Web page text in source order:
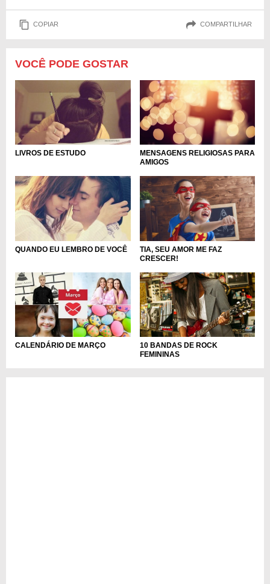
COPIAR COMPARTILHAR
VOCÊ PODE GOSTAR
LIVROS DE ESTUDO
MENSAGENS RELIGIOSAS PARA
AMIGOS
QUANDO EU LEMBRO DE VOCÊ
TIA, SEU AMOR ME FAZ
CRESCER!
CALENDÁRIO DE MARÇO
10 BANDAS DE ROCK
FEMININAS